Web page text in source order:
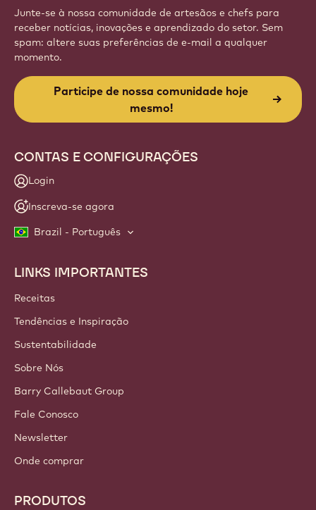
Junte-se à nossa comunidade de artesãos e chefs para
receber notícias, inovações e aprendizado do setor. Sem
spam: altere suas preferências de e-mail a qualquer
momento.
Participe de nossa comunidade hoje
mesmo!
CONTAS E CONFIGURAÇÕES
Login
Inscreva-se agora
Brazil - Português
Footer
Callebaut
LINKS IMPORTANTES
Receitas
Tendências e Inspiração
Sustentabilidade
Sobre Nós
Barry Callebaut Group
Fale Conosco
Newsletter
Onde comprar
PRODUTOS